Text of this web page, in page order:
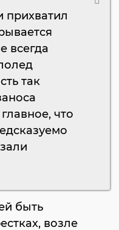
прихватил
всегда
так
что
быть
возле